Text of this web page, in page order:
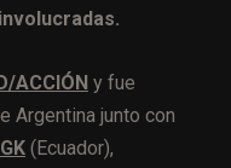
ACCIÓN y fue
Argentina junto con
GK (Ecuador),